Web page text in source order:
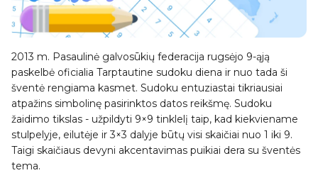
2013 m. Pasaulinė galvosūkių federacija rugsėjo 9-ąją
paskelbė oficialia Tarptautine sudoku diena ir nuo tada ši
šventė rengiama kasmet. Sudoku entuziastai tikriausiai
atpažins simbolinę pasirinktos datos reikšmę. Sudoku
žaidimo tikslas - užpildyti 9×9 tinklelį taip, kad kiekviename
stulpelyje, eilutėje ir 3×3 dalyje būtų visi skaičiai nuo 1 iki 9.
Taigi skaičiaus devyni akcentavimas puikiai dera su šventės
tema.